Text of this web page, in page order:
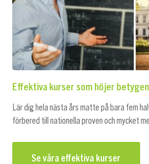
Effektiva kurser som höjer betygen
Lär dig hela nästa års matte på bara fem
förbered till nationella proven och mycket
Se våra effektiva kurser